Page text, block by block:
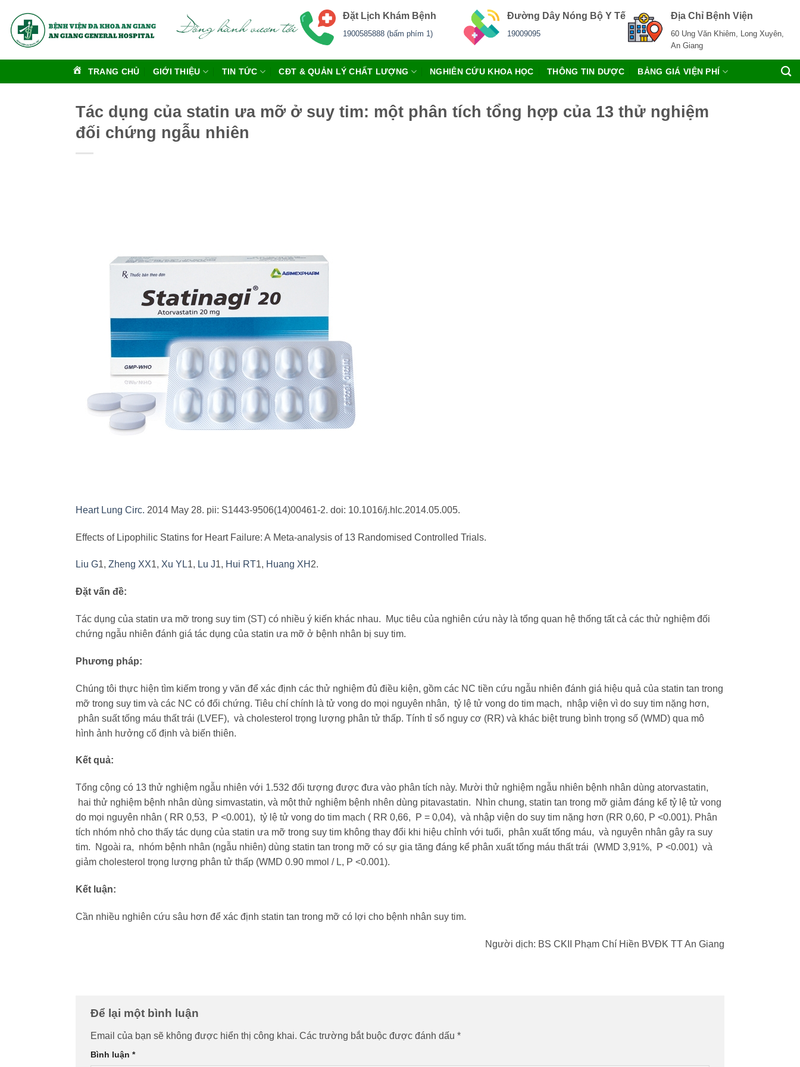
qua
nội
Đặt Lịch Khám Bệnh
1900585888 (bấm phím 1)
Đường Dây Nóng Bộ Y Tế
19009095
Địa Chỉ Bệnh Viện
60 Ung Văn Khiêm, Long Xuyên,
An Giang
TRANG CHỦ GIỚI THIỆU TIN TỨC CĐT & QUẢN LÝ CHẤT LƯỢNG NGHIÊN CỨU KHOA HỌC THÔNG TIN DƯỢC BẢNG GIÁ VIỆN PHÍ
Tác dụng của statin ưa mỡ ở suy tim: một phân tích tổng hợp của 13 thử nghiệm
đối chứng ngẫu nhiên
Heart Lung Circ. 2014 May 28. pii: S1443-9506(14)00461-2. doi: 10.1016/j.hlc.2014.05.005.
Effects of Lipophilic Statins for Heart Failure: A Meta-analysis of 13 Randomised Controlled Trials.
Liu G1, Zheng XX1, Xu YL1, Lu J1, Hui RT1, Huang XH 2.
Đặt vấn đề:
Tác dụng của statin ưa mỡ trong suy tim (ST) có nhiều ý kiến khác nhau. Mục tiêu của nghiên cứu này là tổng quan hệ thống tất cả các thử nghiệm đối
chứng ngẫu nhiên đánh giá tác dụng của statin ưa mỡ ở bệnh nhân bị suy tim.
Phương pháp:
Chúng tôi thực hiện tìm kiếm trong y văn để xác định các thử nghiệm đủ điều kiện, gồm các NC tiền cứu ngẫu nhiên đánh giá hiệu quả của statin tan trong
mỡ trong suy tim và các NC có đối chứng. Tiêu chí chính là tử vong do mọi nguyên nhân, tỷ lệ tử vong do tim mạch, nhập viện vì do suy tim nặng hơn,
phân suất tống máu thất trái (LVEF), và cholesterol trọng lượng phân tử thấp. Tính tỉ số nguy cơ (RR) và khác biệt trung bình trọng số (WMD) qua mô
hình ảnh hưởng cố định và biến thiên.
Kết quả:
Tổng cộng có 13 thử nghiệm ngẫu nhiên với 1.532 đối tượng được đưa vào phân tích này. Mười thử nghiệm ngẫu nhiên bệnh nhân dùng atorvastatin,
hai thử nghiệm bệnh nhân dùng simvastatin, và một thử nghiệm bệnh nhên dùng pitavastatin. Nhìn chung, statin tan trong mỡ giảm đáng kể tỷ lệ tử vong
do mọi nguyên nhân ( RR 0,53, P <0.001), tỷ lệ tử vong do tim mạch ( RR 0,66, P = 0,04), và nhập viện do suy tim nặng hơn (RR 0,60, P <0.001). Phân
tích nhóm nhỏ cho thấy tác dụng của statin ưa mỡ trong suy tim không thay đổi khi hiệu chỉnh với tuổi, phân xuất tống máu, và nguyên nhân gây ra suy
tim. Ngoài ra, nhóm bệnh nhân (ngẫu nhiên) dùng statin tan trong mỡ có sự gia tăng đáng kể phân xuất tống máu thất trái (WMD 3,91%, P <0.001) và
giảm cholesterol trọng lượng phân tử thấp (WMD 0.90 mmol / L, P <0.001).
Kết luận:
Cần nhiều nghiên cứu sâu hơn để xác định statin tan trong mỡ có lợi cho bệnh nhân suy tim.
Người dịch: BS CKII Phạm Chí Hiền BVĐK TT An Giang
Để lại một bình luận
Email của bạn sẽ không được hiển thị công khai. Các trường bắt buộc được đánh dấu *
Bình luận *